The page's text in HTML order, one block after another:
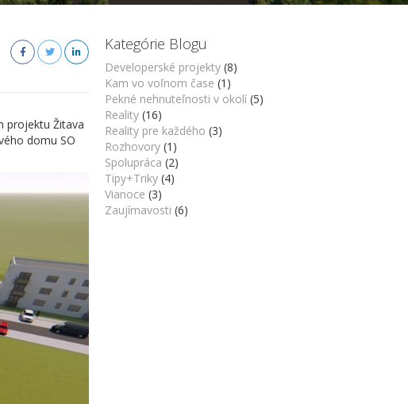
projektu Žitava
domu SO
Kategórie Blogu
Developerské projekty (8)
Kam vo voľnom čase (1)
Pekné nehnuteľnosti v okolí (5)
Reality (16)
Reality pre každého (3)
Rozhovory (1)
Spolupráca (2)
Tipy+Triky (4)
Vianoce (3)
Zaujímavosti (6)